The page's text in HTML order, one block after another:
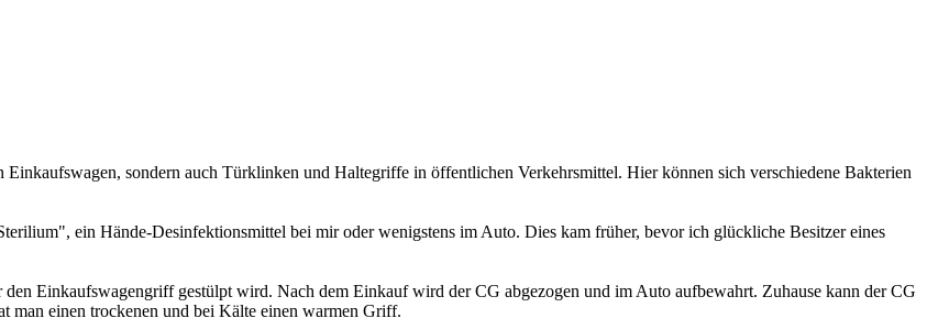
sondern auch Türklinken und Haltegriffe in öffentlichen Verkehrsmittel. Hier können sich verschiedene Bakterien
ein Hände-Desinfektionsmittel bei mir oder wenigstens im Auto. Dies kam früher, bevor ich glückliche Besitzer eines
Einkaufswagengriff gestülpt wird. Nach dem Einkauf wird der CG abgezogen und im Auto aufbewahrt. Zuhause kann der CG
man einen trockenen und bei Kälte einen warmen Griff.